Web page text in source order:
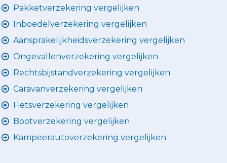
Pakketverzekering vergelijken
Inboedelverzekering vergelijken
Aansprakelijkheidsverzekering vergelijken
Ongevallenverzekering vergelijken
Rechtsbijstandverzekering vergelijken
Caravanverzekering vergelijken
Fietsverzekering vergelijken
Bootverzekering vergelijken
Kampeerautoverzekering vergelijken